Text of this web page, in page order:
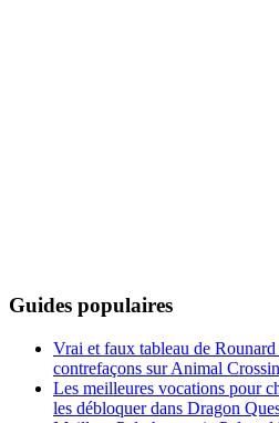
Guides populaires
Vrai et faux tableau de
contrefaçons sur Animal
Les meilleures vocations pour
les débloquer dans Dragon